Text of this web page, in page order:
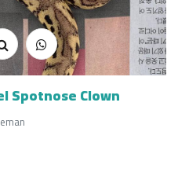
Spotnose Clown